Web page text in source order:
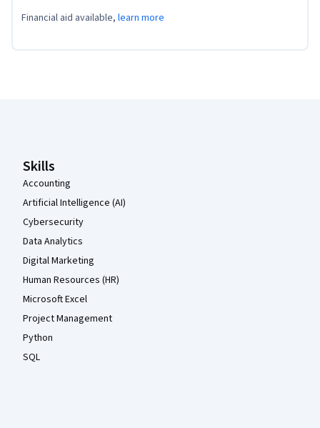
Financial aid available, learn more
Skills
Accounting
Artificial Intelligence (AI)
Cybersecurity
Data Analytics
Digital Marketing
Human Resources (HR)
Microsoft Excel
Project Management
Python
SQL